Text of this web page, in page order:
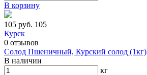
В корзину
105 руб. 105
Курск
0 отзывов
Солод Пшеничный, Курский солод (1кг)
В наличии
кг